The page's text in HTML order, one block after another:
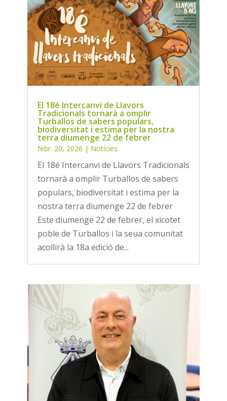
El 18é Intercanvi de Llavors
Tradicionals tornarà a omplir
Turballos de sabers populars,
biodiversitat i estima per la nostra
terra diumenge 22 de febrer
febr. 20, 2026 | Notícies
El 18é Intercanvi de Llavors Tradicionals
tornarà a omplir Turballos de sabers
populars, biodiversitat i estima per la
nostra terra diumenge 22 de febrer
Este diumenge 22 de febrer, el xicotet
poble de Turballos i la seua comunitat
acollirà la 18a edició de...